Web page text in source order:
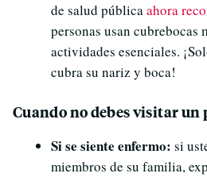
de salud públicaahora
personas usan cubrebocas
actividades esenciales.
cubra su nariz y boca!
Cuando no debes visitar un
Si se siente enfermo: si
miembros de su familia,